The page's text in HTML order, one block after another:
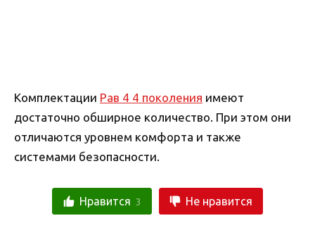
Комплектации Рав 4 4 поколения имеют
достаточно обширное количество. При этом они
отличаются уровнем комфорта и также
системами безопасности.
Нравится 3 Не нравится